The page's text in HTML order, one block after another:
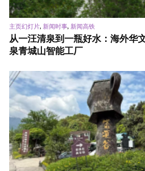
主页幻灯片, 新闻时事, 新闻高铁
从一汪清泉到一瓶好水：海外华
泉青城山智能工厂